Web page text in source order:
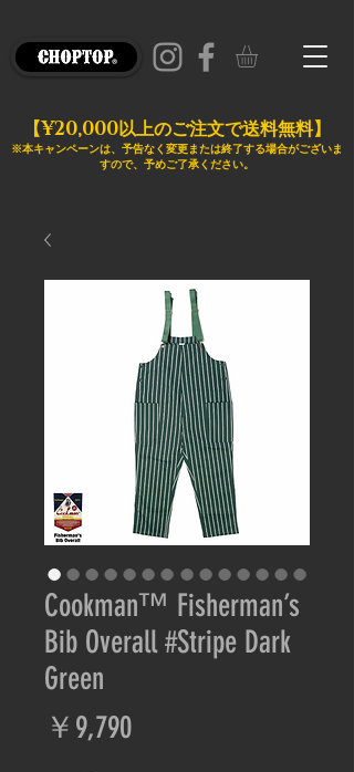
【¥20,000以上のご注文で送料無料】
※本キャンペーンは、予告なく変更または終了する場合がございま
すので、予めご了承ください。
Cookman™️ Fisherman’s
Bib Overall #Stripe Dark
Green
￥9,790価